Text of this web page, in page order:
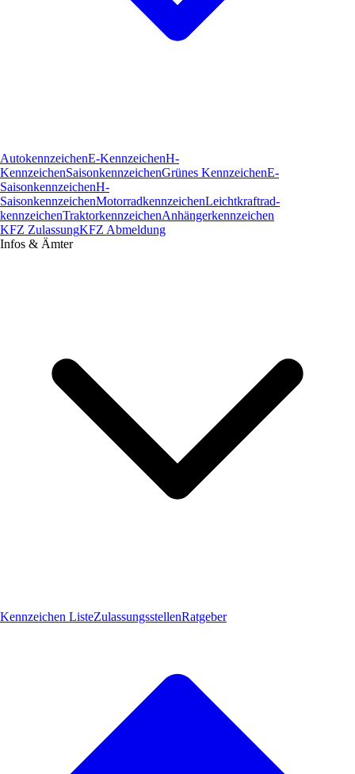
AutokennzeichenE-KennzeichenH-
KennzeichenSaisonkennzeichenGrünes KennzeichenE-
SaisonkennzeichenH-
SaisonkennzeichenMotorradkennzeichenLeichtkraftrad­
kennzeichenTraktorkennzeichenAnhängerkennzeichen
KFZ ZulassungKFZ Abmeldung
Infos & Ämter
Kennzeichen ListeZulassungsstellenRatgeber